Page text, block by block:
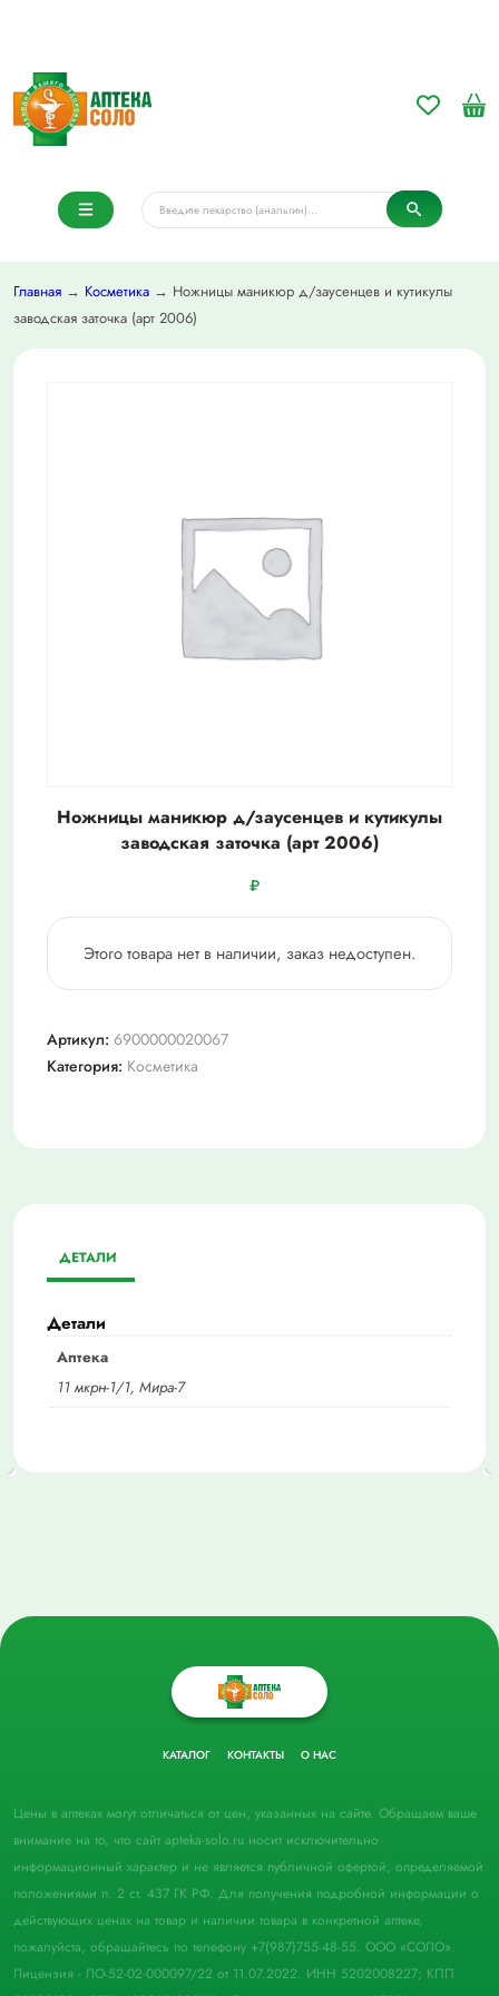
Главная → Косметика → Ножницы маникюр д/заусенцев и кутикулы
заводская заточка (арт 2006)
Ножницы маникюр д/заусенцев и кутикулы
заводская заточка (арт 2006)
₽
Этого товара нет в наличии, заказ недоступен.
Артикул: 6900000020067
Категория: Косметика
ДЕТАЛИ
Детали
Аптека
11 мкрн-1/1, Мира-7
КАТАЛОГ КОНТАКТЫ О НАС
Цены в аптеках могут отличаться от цен, указанных на сайте. Обращаем ваше
внимание на то, что сайт apteka-solo.ru носит исключительно
информационный характер и не является публичной офертой, определяемой
положениями п. 2 ст. 437 ГК РФ. Для получения подробной информации о
действующих ценах на товар и наличии товара в конкретной аптеке,
пожалуйста, обращайтесь по телефону +7(987)755-48-55. ООО «СОЛО».
Лицензия - ЛО-52-02-000097/22 от 11.07.2022. ИНН 5202008227; КПП